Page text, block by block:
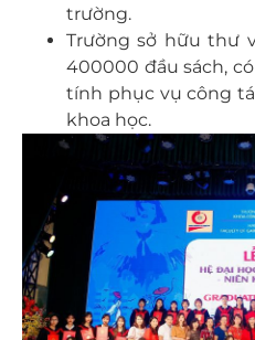
trường.
Trường sở hữu thư
400000 đầu sách,
tính phục vụ công
khoa học.